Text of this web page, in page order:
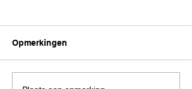
Opmerkingen